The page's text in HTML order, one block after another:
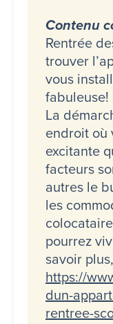
Contenu
Rentrée
trouver
vous
fabuleuse!
La
endroit où
excitante
facteurs
autres le
les
pourrez
savoir
https://
dun-
rentree-